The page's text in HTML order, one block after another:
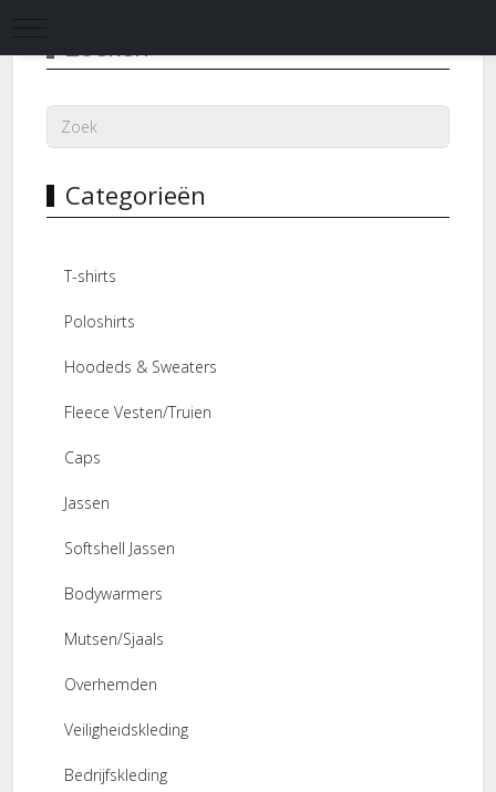
Mobile Menu Toggle
Zoeken
Categorieën
T-shirts
Poloshirts
Hoodeds & Sweaters
Fleece Vesten/Truien
Caps
Jassen
Softshell Jassen
Bodywarmers
Mutsen/Sjaals
Overhemden
Veiligheidskleding
Bedrijfskleding